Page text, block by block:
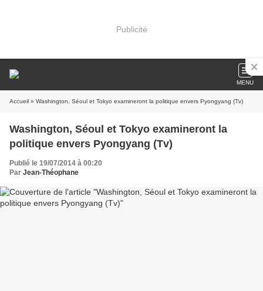
Publicité
MENU
Accueil » Washington, Séoul et Tokyo examineront la politique envers Pyongyang (Tv)
Washington, Séoul et Tokyo examineront la
politique envers Pyongyang (Tv)
Publié le 19/07/2014 à 00:20
Par Jean-Théophane